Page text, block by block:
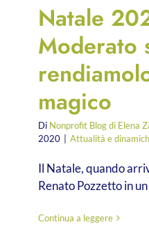
Natale
Moderato
magico
Di Nonprofit Blog di Elena
2020
Attualità e
Il Natale, quando
Renato Pozzetto in un
Continua a leggere